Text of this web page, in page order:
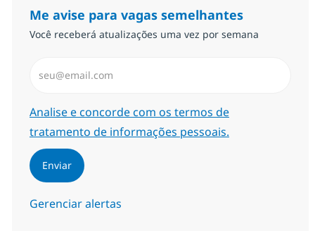
Me avise para vagas semelhantes
Você receberá atualizações uma vez por semana
Required
Analise e concorde com os termos de
tratamento de informações pessoais.
Enviar
Gerenciar alertas